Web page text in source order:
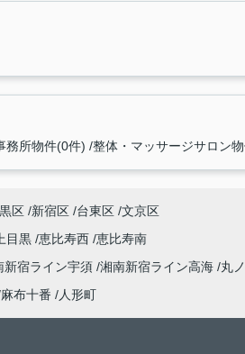
務所物件(0件) 整体・マッサージサロン
区 新宿区 台東区 文京区
上目黒 恵比寿西 恵比寿南
新宿ライン宇須 湘南新宿ライン高海 丸
麻布十番 人形町